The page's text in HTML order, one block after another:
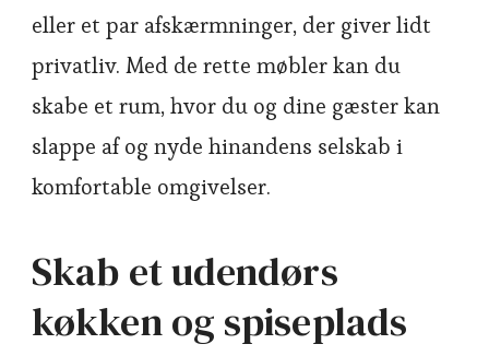
eller et par afskærmninger, der giver lidt
privatliv. Med de rette møbler kan du
skabe et rum, hvor du og dine gæster kan
slappe af og nyde hinandens selskab i
komfortable omgivelser.
Skab et udendørs
køkken og spiseplads